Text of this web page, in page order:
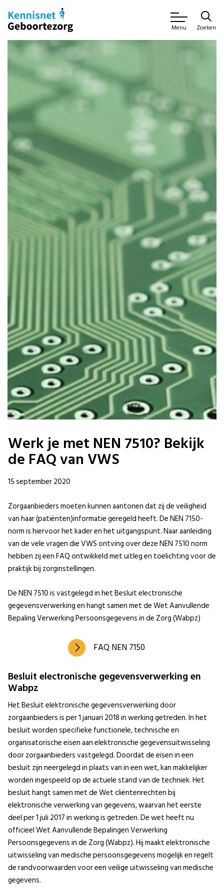
Menu Zoeken
Werk je met NEN 7510? Bekijk
de FAQ van VWS
15 september 2020
Zorgaanbieders moeten kunnen aantonen dat zij de veiligheid
van haar (patiënten)informatie geregeld heeft. De NEN 7150-
norm is hiervoor het kader en het uitgangspunt. Naar aanleiding
van de vele vragen die VWS ontving over deze NEN 7510 norm
hebben zij een FAQ ontwikkeld met uitleg en toelichting voor de
praktijk bij zorginstellingen.
De NEN 7510 is vastgelegd in het Besluit electronische
gegevensverwerking en hangt samen met de Wet Aanvullende
Bepaling Verwerking Persoonsgegevens in de Zorg (Wabpz)
FAQ NEN 7150
Besluit electronische gegevensverwerking en
Wabpz
Het Besluit elektronische gegevensverwerking door
zorgaanbieders is per 1 januari 2018 in werking getreden. In het
besluit worden specifieke functionele, technische en
organisatorische eisen aan elektronische gegevensuitwisseling
door zorgaanbieders vastgelegd. Doordat de eisen in een
besluit zijn neergelegd in plaats van in een wet, kan makkelijker
worden ingespeeld op de actuele stand van de techniek. Het
besluit hangt samen met de Wet cliëntenrechten bij
elektronische verwerking van gegevens, waarvan het eerste
deel per 1 juli 2017 in werking is getreden. De wet heeft nu
officieel Wet Aanvullende Bepalingen Verwerking
Persoonsgegevens in de Zorg (Wabpz). Hij maakt elektronische
uitwisseling van medische persoonsgegevens mogelijk en regelt
de randvoorwaarden voor een veilige uitwisseling van medische
gegevens.